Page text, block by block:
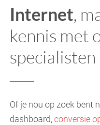
Internet,
kennis met
specialisten
Of je nou op zoek bent
dashboard,conversie